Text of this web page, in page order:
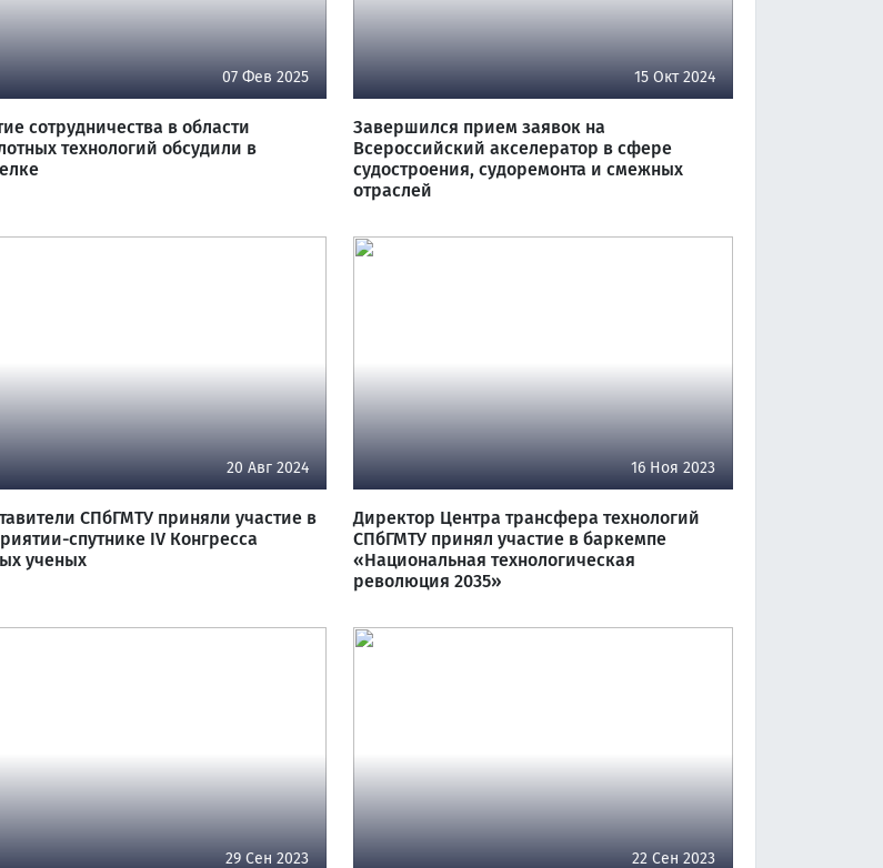
07 Фев 2025
сотрудничества в области
технологий обсудили в
15 Окт 2024
Завершился прием заявок на
Всероссийский акселератор в сфере
судостроения, судоремонта и смежных
отраслей
20 Авг 2024
СПбГМТУ приняли участие в
спутнике IV Конгресса
ученых
16 Ноя 2023
Директор Центра трансфера технологий
СПбГМТУ принял участие в баркемпе
«Национальная технологическая
революция 2035»
29 Сен 2023 22 Сен 2023